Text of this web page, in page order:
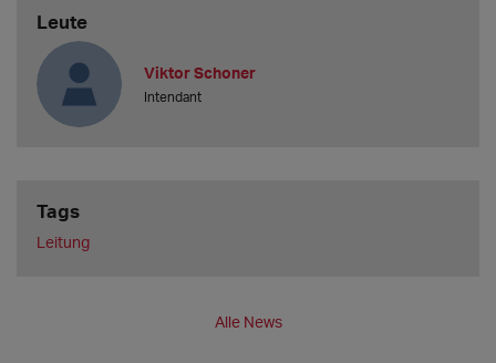
Leute
Viktor Schoner
Intendant
Tags
Leitung
Alle News